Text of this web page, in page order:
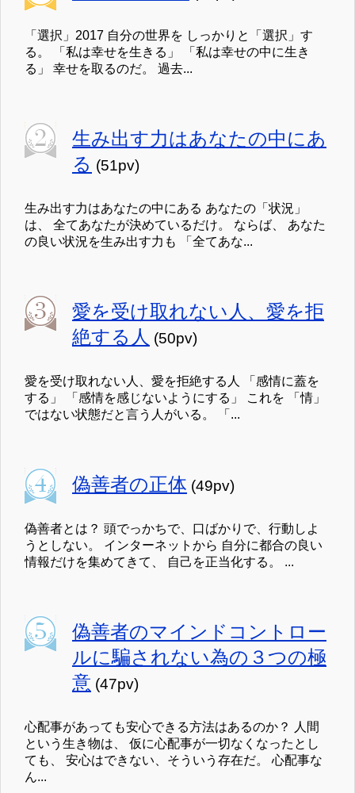
「選択」2017 自分の世界を しっかりと「選択」す
る。 「私は幸せを生きる」 「私は幸せの中に生き
る」 幸せを取るのだ。 過去...
生み出す力はあなたの中にあ
る (51pv)
生み出す力はあなたの中にある あなたの「状況」
は、 全てあなたが決めているだけ。 ならば、 あなた
の良い状況を生み出す力も 「全てあな...
愛を受け取れない人、愛を拒
絶する人 (50pv)
愛を受け取れない人、愛を拒絶する人 「感情に蓋を
する」 「感情を感じないようにする」 これを 「情」
ではない状態だと言う人がいる。 「...
偽善者の正体 (49pv)
偽善者とは？ 頭でっかちで、口ばかりで、行動しよ
うとしない。 インターネットから 自分に都合の良い
情報だけを集めてきて、 自己を正当化する。 ...
偽善者のマインドコントロー
ルに騙されない為の３つの極
意 (47pv)
心配事があっても安心できる方法はあるのか？ 人間
という生き物は、 仮に心配事が一切なくなったとし
ても、 安心はできない、そういう存在だ。 心配事な
ん...